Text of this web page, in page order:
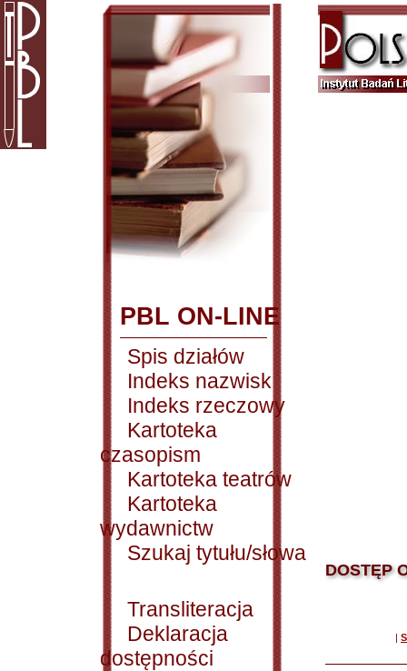
PBL ON-LINE
Spis działów
Indeks nazwisk
Indeks rzeczowy
Kartoteka
czasopism
Kartoteka teatrów
Kartoteka
wydawnictw
Szukaj tytułu/słowa
Transliteracja
Deklaracja
dostępności
DOSTĘP
|